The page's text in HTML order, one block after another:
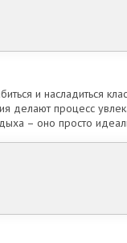
и насладиться
делают процесс
– оно просто